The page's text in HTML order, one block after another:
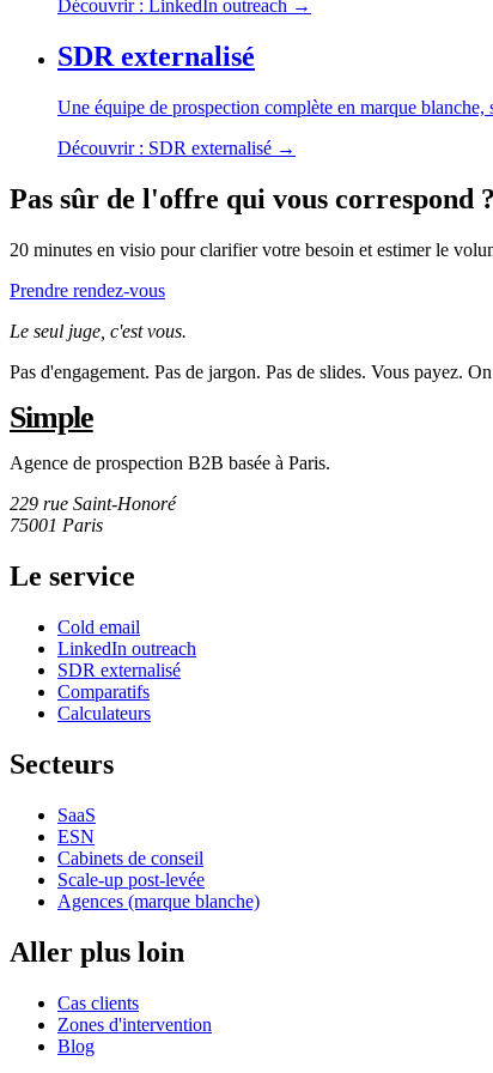
Découvrir : LinkedIn outreach →
SDR externalisé
Une équipe de prospection complète en marque
Découvrir : SDR externalisé →
Pas sûr de l'offre qui vous correspond ?
20 minutes en visio pour clarifier votre besoin et estimer le
Prendre rendez-vous
Le seul juge, c'est vous.
Pas d'engagement. Pas de jargon. Pas de slides. Vous payez.
Simple
Agence de prospection B2B basée à Paris.
229 rue Saint-Honoré
75001 Paris
Le service
Cold email
LinkedIn outreach
SDR externalisé
Comparatifs
Calculateurs
Secteurs
SaaS
ESN
Cabinets de conseil
Scale-up post-levée
Agences (marque blanche)
Aller plus loin
Cas clients
Zones d'intervention
Blog